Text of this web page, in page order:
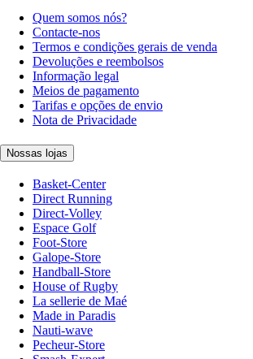
Quem somos nós?
Contacte-nos
Termos e condições gerais de venda
Devoluções e reembolsos
Informação legal
Meios de pagamento
Tarifas e opções de envio
Nota de Privacidade
Nossas lojas
Basket-Center
Direct Running
Direct-Volley
Espace Golf
Foot-Store
Galope-Store
Handball-Store
House of Rugby
La sellerie de Maé
Made in Paradis
Nauti-wave
Pecheur-Store